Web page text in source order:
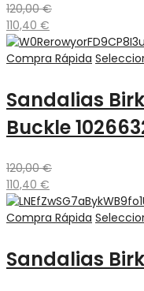
120,00€
110,40 €
Compra Rápida
Sandalias
Buckle
120,00€
110,40 €
Compra Rápida
Sandalias